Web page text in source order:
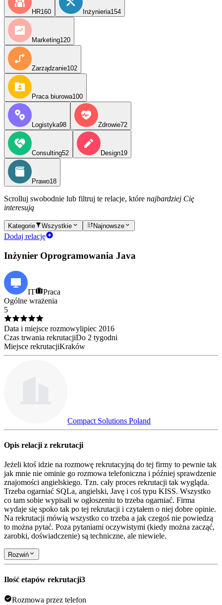
HR160 Inżynieria154
Marketing120
Zarządzanie102
Praca biurowa100
Logistyka98 Zdrowie72
Consulting52 Design19
Prawo18
Scrolluj swobodnie lub filtruj te relacje, które najbardziej Cię
interesują
Kategorie Wszystkie Najnowsze
Dodaj relację
Inżynier Oprogramowania Java
IT
Praca
Ogólne wrażenia
5
Data i miejsce rozmowylipiec 2016
Czas trwania rekrutacjiDo 2 tygodni
Miejsce rekrutacjiKraków
Compact Solutions Poland
Opis relacji z rekrutacji
Jeżeli ktoś idzie na rozmowę rekrutacyjną do tej firmy to pewnie tak
jak mnie nie ominie go rozmowa telefoniczna i później sprawdzenie
znajomości angielskiego. Tzn. cały proces rekrutacji tak wygląda.
Trzeba ogarniać SQLa, angielski, Javę i coś typu KISS. Wszystko
co tam sobie wypisali w ogłoszeniu to trzeba ogarniać. Firma
wydaje się spoko tak po tej rekrutacji i czytałem o niej dobre opinie.
Na rekrutacji mówią wszystko co trzeba a jak czegoś nie powiedzą
to można pytać. Poza pytaniami oczywistymi (kiedy można zacząć,
zarobki, doświadczenie) są techniczne, ale niewiele.
Rozwiń
Ilość etapów rekrutacji3
Rozmowa przez telefon